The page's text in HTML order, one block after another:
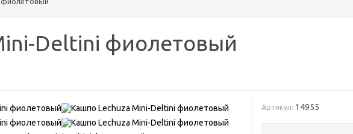
Deltini фиолетовый
Артикул: 14955